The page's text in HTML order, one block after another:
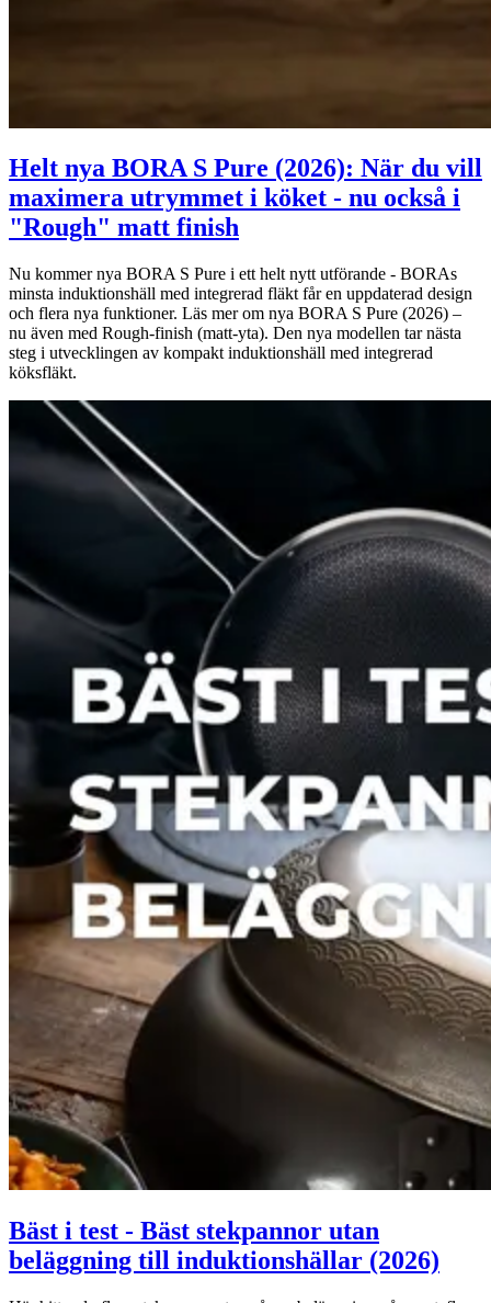
Helt nya BORA S Pure (2026): När du vill
maximera utrymmet i köket - nu också i
"Rough" matt finish
Nu kommer nya BORA S Pure i ett helt nytt utförande - BORAs
minsta induktionshäll med integrerad fläkt får en uppdaterad design
och flera nya funktioner. Läs mer om nya BORA S Pure (2026) –
nu även med Rough-finish (matt-yta). Den nya modellen tar nästa
steg i utvecklingen av kompakt induktionshäll med integrerad
köksfläkt.
Bäst i test - Bäst stekpannor utan
beläggning till induktionshällar (2026)